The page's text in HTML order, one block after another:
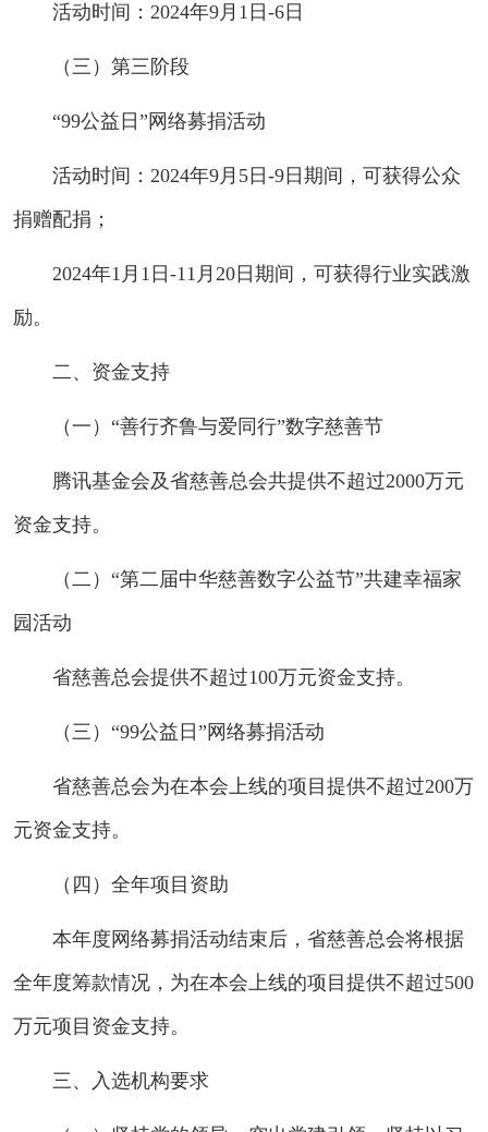
活动时间：2024年9月1日-6日
（三）第三阶段
“99公益日”网络募捐活动
活动时间：2024年9月5日-9日期间，可获得公众
捐赠配捐；
2024年1月1日-11月20日期间，可获得行业实践激
励。
二、资金支持
（一）“善行齐鲁与爱同行”数字慈善节
腾讯基金会及省慈善总会共提供不超过2000万元
资金支持。
（二）“第二届中华慈善数字公益节”共建幸福家
园活动
省慈善总会提供不超过100万元资金支持。
（三）“99公益日”网络募捐活动
省慈善总会为在本会上线的项目提供不超过200万
元资金支持。
（四）全年项目资助
本年度网络募捐活动结束后，省慈善总会将根据
全年度筹款情况，为在本会上线的项目提供不超过500
万元项目资金支持。
三、入选机构要求